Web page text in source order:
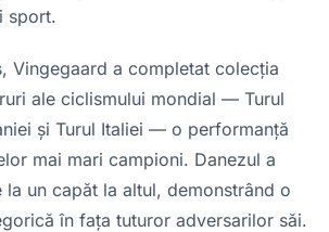
sport.
Vingegaard a completat colecția
ale ciclismului mondial — Turul
și Turul Italiei — o performanță
mai mari campioni. Danezul a
la un capăt la altul, demonstrând o
în fața tuturor adversarilor săi.